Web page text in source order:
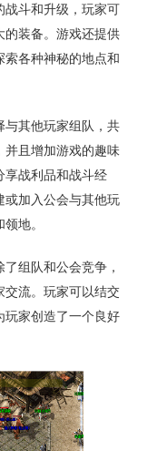
战斗和升级，玩家可
的装备。游戏还提供
索各种神秘的地点和
与其他玩家组队，共
并且增加游戏的趣味
享战利品和战斗经
或加入公会与其他玩
地。
组队和公会竞争，
交流。玩家可以结交
玩家创造了一个良好